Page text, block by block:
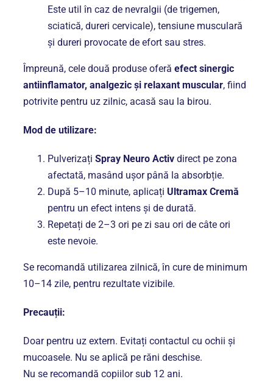
Este util în caz de nevralgii (de trigemen,
sciatică, dureri cervicale), tensiune musculară
și dureri provocate de efort sau stres.
Împreună, cele două produse oferă efect sinergic
antiinflamator, analgezic și relaxant muscular, fiind
potrivite pentru uz zilnic, acasă sau la birou.
Mod de utilizare:
Pulverizați Spray Neuro Activdirect pe zona
afectată, masând ușor până la absorbție.
După 5–10 minute, aplicați Ultramax Cremă
pentru un efect intens și de durată.
Repetați de 2–3 ori pe zi sau ori de câte ori
este nevoie.
Se recomandă utilizarea zilnică, în cure de minimum
10–14 zile, pentru rezultate vizibile.
Precauții:
Doar pentru uz extern. Evitați contactul cu ochii și
mucoasele. Nu se aplică pe răni deschise.
Nu se recomandă copiilor sub 12 ani.